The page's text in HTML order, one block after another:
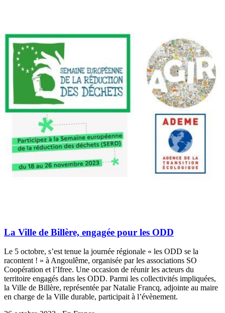
La Ville de Billère, engagée pour les ODD
Le 5 octobre, s’est tenue la journée régionale « les ODD se la
racontent ! » à Angoulême, organisée par les associations SO
Coopération et l’Ifree. Une occasion de réunir les acteurs du
territoire engagés dans les ODD. Parmi les collectivités impliquées,
la Ville de Billère, représentée par Natalie Francq, adjointe au maire
en charge de la Ville durable, participait à l’évènement.